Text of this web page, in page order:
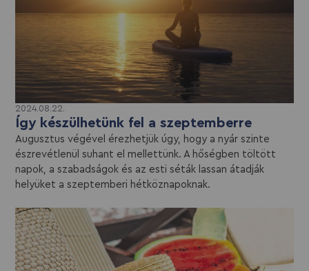
2024.08.22.
Így készülhetünk fel a szeptemberre
Augusztus végével érezhetjük úgy, hogy a nyár szinte
észrevétlenül suhant el mellettünk. A hőségben töltött
napok, a szabadságok és az esti séták lassan átadják
helyüket a szeptemberi hétköznapoknak.